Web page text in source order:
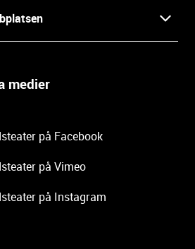
medier
på Facebook
på Vimeo
på Instagram